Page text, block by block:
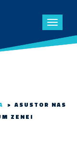
Toggle
> ASUSTOR NAS
ZENEI